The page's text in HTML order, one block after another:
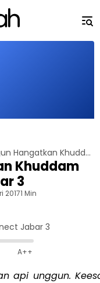
Api Unggun Hangatkan Khuddam Connect Jabar 3
Khuddam
3
20171 Min
Jabar 3
A++
api unggun.